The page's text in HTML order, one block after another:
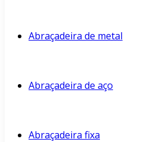
Abraçadeira de metal
Abraçadeira de aço
Abraçadeira fixa